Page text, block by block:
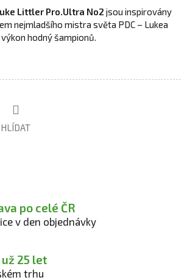
Littler Pro.Ultra No2 jsou inspirovány
nejmladšího mistra světa PDC – Lukea
hodný šampionů.
HLÍDAT
po celé ČR
v den objednávky
už 25 let
trhu